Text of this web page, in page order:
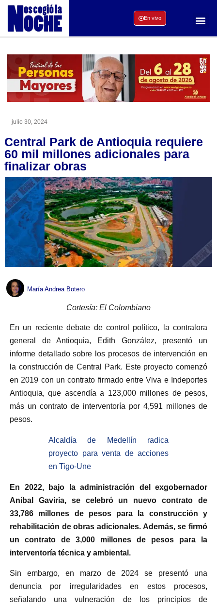
En vivo
julio 30, 2024
Central Park de Antioquia requiere
60 mil millones adicionales para
finalizar obras
María Andrea Botero
Cortesía: El Colombiano
En un reciente debate de control político, la contralora
general de Antioquia, Edith González, presentó un
informe detallado sobre los procesos de intervención en
la construcción de Central Park. Este proyecto comenzó
en 2019 con un contrato firmado entre Viva e Indeportes
Antioquia, que ascendía a 123,000 millones de pesos,
más un contrato de interventoría por 4,591 millones de
pesos.
Alcaldía de Medellín radica
proyecto para venta de acciones
en Tigo-Une
En 2022, bajo la administración del exgobernador
Aníbal Gaviria, se celebró un nuevo contrato de
33,786 millones de pesos para la construcción y
rehabilitación de obras adicionales. Además, se firmó
un contrato de 3,000 millones de pesos para la
interventoría técnica y ambiental.
Sin embargo, en marzo de 2024 se presentó una
denuncia por irregularidades en estos procesos,
señalando una vulneración de los principios de